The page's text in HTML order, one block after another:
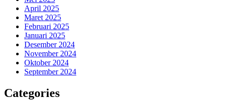
April 2025
Maret 2025
Februari 2025
Januari 2025
Desember 2024
November 2024
Oktober 2024
September 2024
Categories